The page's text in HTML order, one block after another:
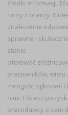
źródło informacji.
Firmy z branży IT
znalezienie
sprawne i
stanie
oferować
pracowników, wielu
mnogość ogłoszeń
nimi. Chcesz
pracodawcy a sam